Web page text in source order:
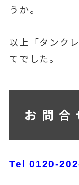
うか。
以上「タンク
てでした。
お問合
Tel0120-